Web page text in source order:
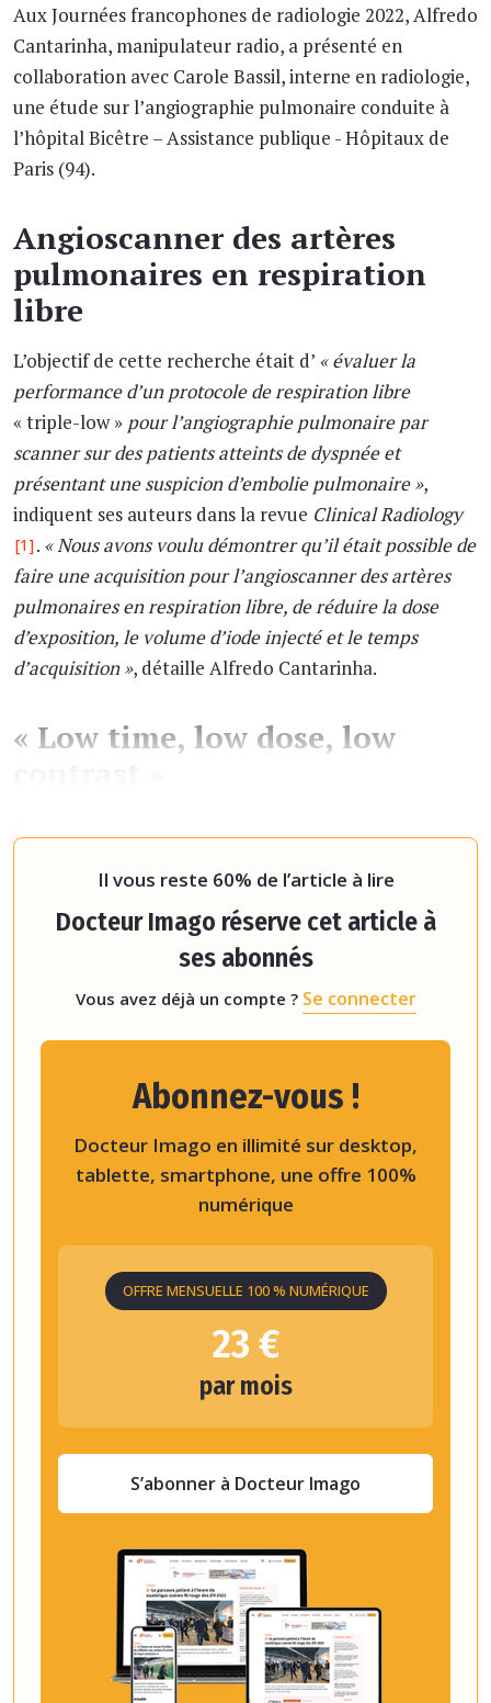
Aux Journées francophones de radiologie 2022, Alfredo
Cantarinha, manipulateur radio, a présenté en
collaboration avec Carole Bassil, interne en radiologie,
une étude sur l’angiographie pulmonaire conduite à
l’hôpital Bicêtre – Assistance publique - Hôpitaux de
Paris (94).
Angioscanner des artères
pulmonaires en respiration
libre
L’objectif de cette recherche était d’ « évaluer la
performance d’un protocole de respiration libre
« triple-low » pour l’angiographie pulmonaire par
scanner sur des patients atteints de dyspnée et
présentant une suspicion d’embolie pulmonaire »,
indiquent ses auteurs dans la revue Clinical Radiology
[1]. « Nous avons voulu démontrer qu’il était possible de
faire une acquisition pour l’angioscanner des artères
pulmonaires en respiration libre, de réduire la dose
d’exposition, le volume d’iode injecté et le temps
d’acquisition », détaille Alfredo Cantarinha.
« Low time, low dose, low
Il vous reste 60% de l’article à lire
Docteur Imago réserve cet article à
ses abonnés
Vous avez déjà un compte ? Se connecter
Abonnez-vous !
Docteur Imago en illimité sur desktop,
tablette, smartphone, une offre 100%
numérique
OFFRE MENSUELLE 100 % NUMÉRIQUE
23 €
par mois
S’abonner à Docteur Imago